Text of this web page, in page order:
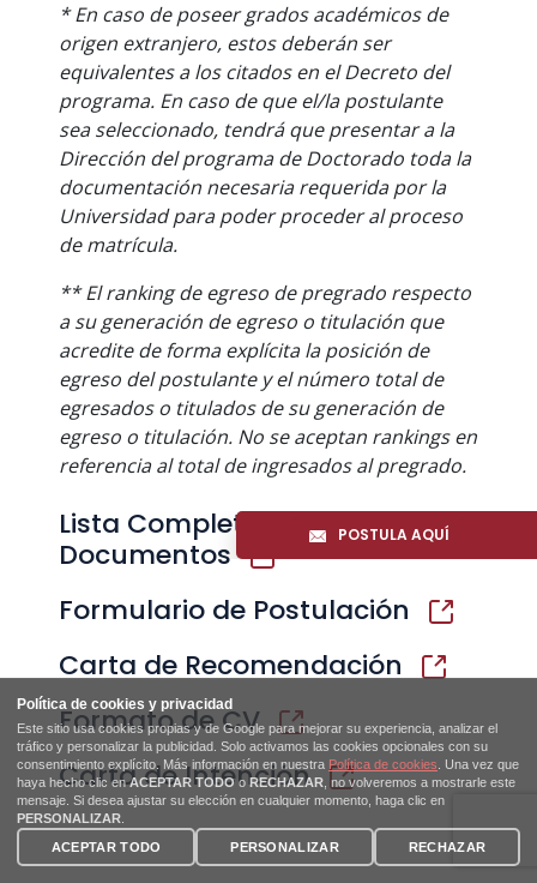
* En caso de poseer grados académicos de
origen extranjero, estos deberán ser
equivalentes a los citados en el Decreto del
programa. En caso de que el/la postulante
sea seleccionado, tendrá que presentar a la
Dirección del programa de Doctorado toda la
documentación necesaria requerida por la
Universidad para poder proceder al proceso
de matrícula.
** El ranking de egreso de pregrado respecto
a su generación de egreso o titulación que
acredite de forma explícita la posición de
egreso del postulante y el número total de
egresados o titulados de su generación de
egreso o titulación. No se aceptan rankings en
referencia al total de ingresados al pregrado.
Lista Completa de
Documentos
Formulario de Postulación
Carta de Recomendación
Formato de CV
Carta de Intención
POSTULA AQUÍ